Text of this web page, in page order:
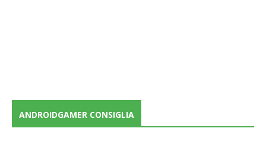
ANDROIDGAMER CONSIGLIA